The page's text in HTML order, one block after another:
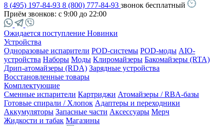
8 (495) 197-84-93 8 (800) 777-84-93 звонок бесплатный
Приём звонков: с 9:00 до 22:00
Ожидается поступление Новинки
Устройства
Одноразовые испарители POD-системы POD-моды AIO-
устройства Наборы Моды Клиромайзеры Бакомайзеры (RTA)
Дрип-атомайзеры (RDA) Зарядные устройства
Восстановленные товары
Комплектующие
Сменные испарители Картриджи Атомайзеры / RBA-базы
Готовые спирали / Хлопок Адаптеры и переходники
Аккумуляторы Запасные части Аксессуары Мерч
Жидкости и табак Магазины